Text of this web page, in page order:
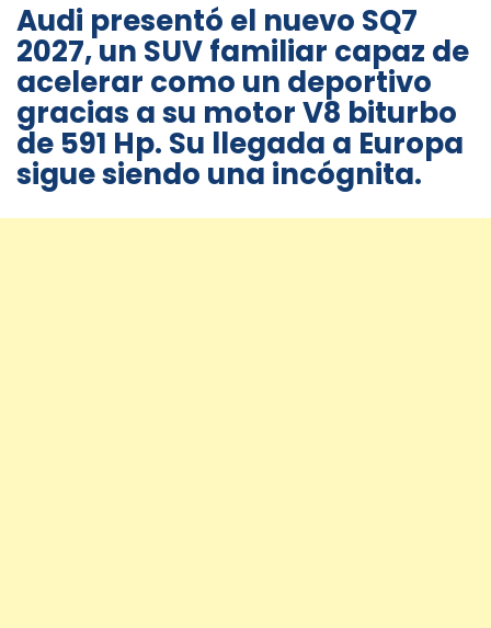
Audi presentó el nuevo SQ7
2027, un SUV familiar capaz de
acelerar como un deportivo
gracias a su motor V8 biturbo
de 591 Hp. Su llegada a Europa
sigue siendo una incógnita.